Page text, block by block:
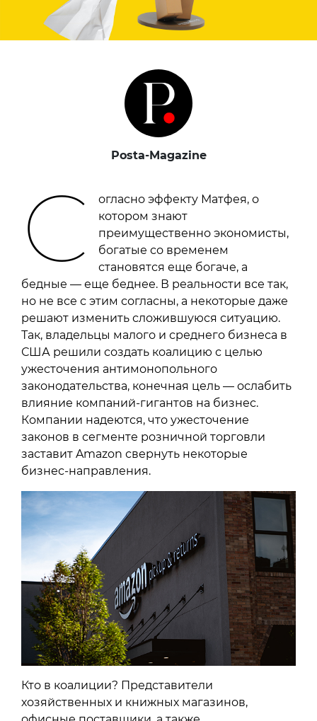
Posta-Magazine
С
огласно эффекту Матфея, о
котором знают
преимущественно экономисты,
богатые со временем
становятся еще богаче, а
бедные — еще беднее. В реальности все так,
но не все с этим согласны, а некоторые даже
решают изменить сложившуюся ситуацию.
Так, владельцы малого и среднего бизнеса в
США решили создать коалицию с целью
ужесточения антимонопольного
законодательства, конечная цель — ослабить
влияние компаний-гигантов на бизнес.
Компании надеются, что ужесточение
законов в сегменте розничной торговли
заставит Amazon свернуть некоторые
бизнес-направления.
Кто в коалиции? Представители
хозяйственных и книжных магазинов,